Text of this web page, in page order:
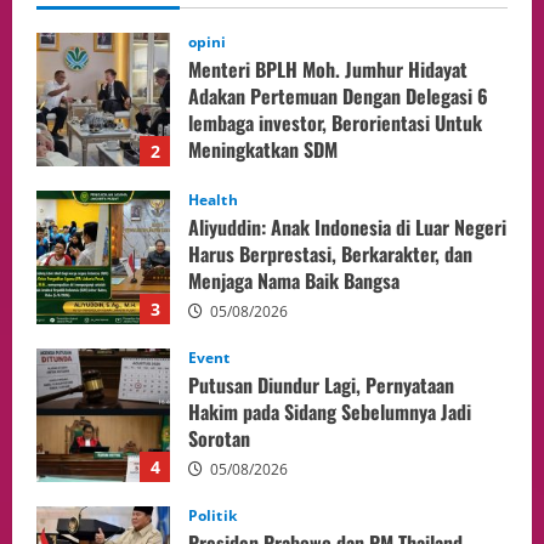
3
Health
Aliyuddin: Anak Indonesia di Luar Negeri
Harus Berprestasi, Berkarakter, dan
Menjaga Nama Baik Bangsa
05/08/2026
4
Event
Putusan Diundur Lagi, Pernyataan
Hakim pada Sidang Sebelumnya Jadi
Sorotan
05/08/2026
5
Politik
Presiden Prabowo dan PM Thailand
Sepakat Perkuat Stabilitas ketahan
ASEAN Melalui Penguatan Kerjasama
Kedua Negara.
Culture